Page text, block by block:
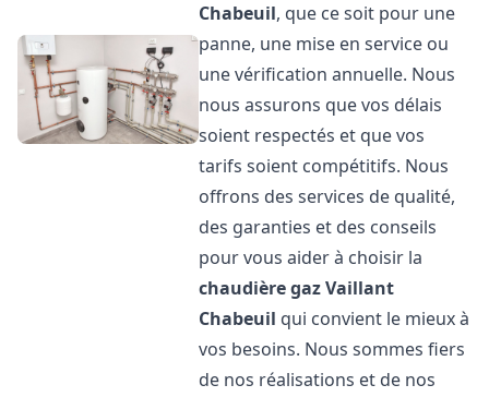
Chabeuil, que ce soit pour une
panne, une mise en service ou
une vérification annuelle. Nous
nous assurons que vos délais
soient respectés et que vos
tarifs soient compétitifs. Nous
offrons des services de qualité,
des garanties et des conseils
pour vous aider à choisir la
chaudière gaz Vaillant
Chabeuil qui convient le mieux à
vos besoins. Nous sommes fiers
de nos réalisations et de nos